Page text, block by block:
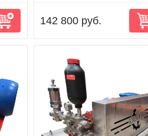
142 800 руб.